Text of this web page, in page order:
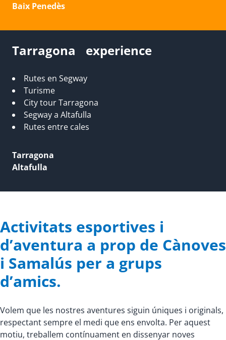
Baix Penedès
Tarragona experience
Rutes en Segway
Turisme
City tour Tarragona
Segway a Altafulla
Rutes entre cales
Tarragona
Altafulla
Activitats esportives i
d’aventura a prop de Cànoves
i Samalús per a grups
d’amics.
Volem que les nostres aventures siguin úniques i originals,
respectant sempre el medi que ens envolta. Per aquest
motiu, treballem contínuament en dissenyar noves